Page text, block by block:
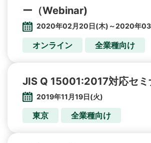
ー（Webinar)
2020年02月20日(木)～2020年03
オンライン 全業種向け
JIS Q 15001:2017対応セミ
2019年11月19日(火)
東京 全業種向け